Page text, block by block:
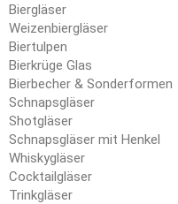
Biergläser
Weizenbiergläser
Biertulpen
Bierkrüge Glas
Bierbecher & Sonderformen
Schnapsgläser
Shotgläser
Schnapsgläser mit Henkel
Whiskygläser
Cocktailgläser
Trinkgläser